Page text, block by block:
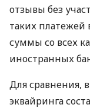
отзывы без
таких платежей
суммы со всех
иностранных
Для сравнения, в
эквайринга